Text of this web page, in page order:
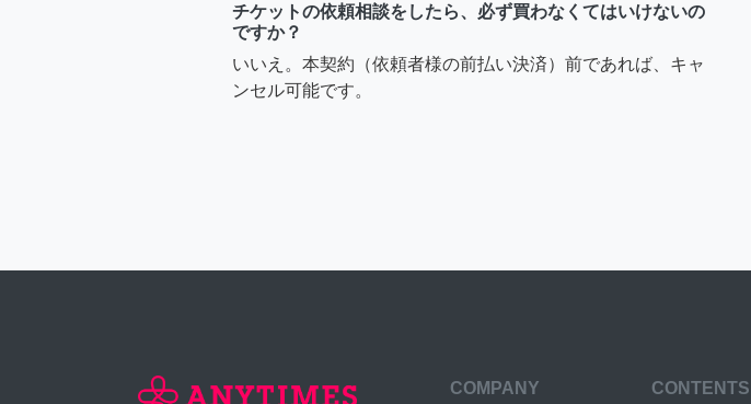
チケットの依頼相談をしたら、必ず買わなくてはいけないの
ですか？
いいえ。本契約（依頼者様の前払い決済）前であれば、キャ
ンセル可能です。
COMPANY CONTENTS